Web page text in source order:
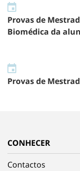
Provas de
Biomédica da
Provas de
CONHECER
Contactos